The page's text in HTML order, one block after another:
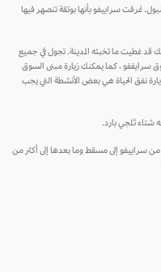
عُرفت سراييفو بأنها بوتقة تنصهر فيها
قد غطيت ما تخبئه المدينة. تجول في جميع
سرايففو ، كما يمكنك زيارة مبنى السوق
نفق الحياة هي بعض الأنشطة التي يجب
ثلجي بارد.
إلى مسقط وما بعدها إلى أكثر من